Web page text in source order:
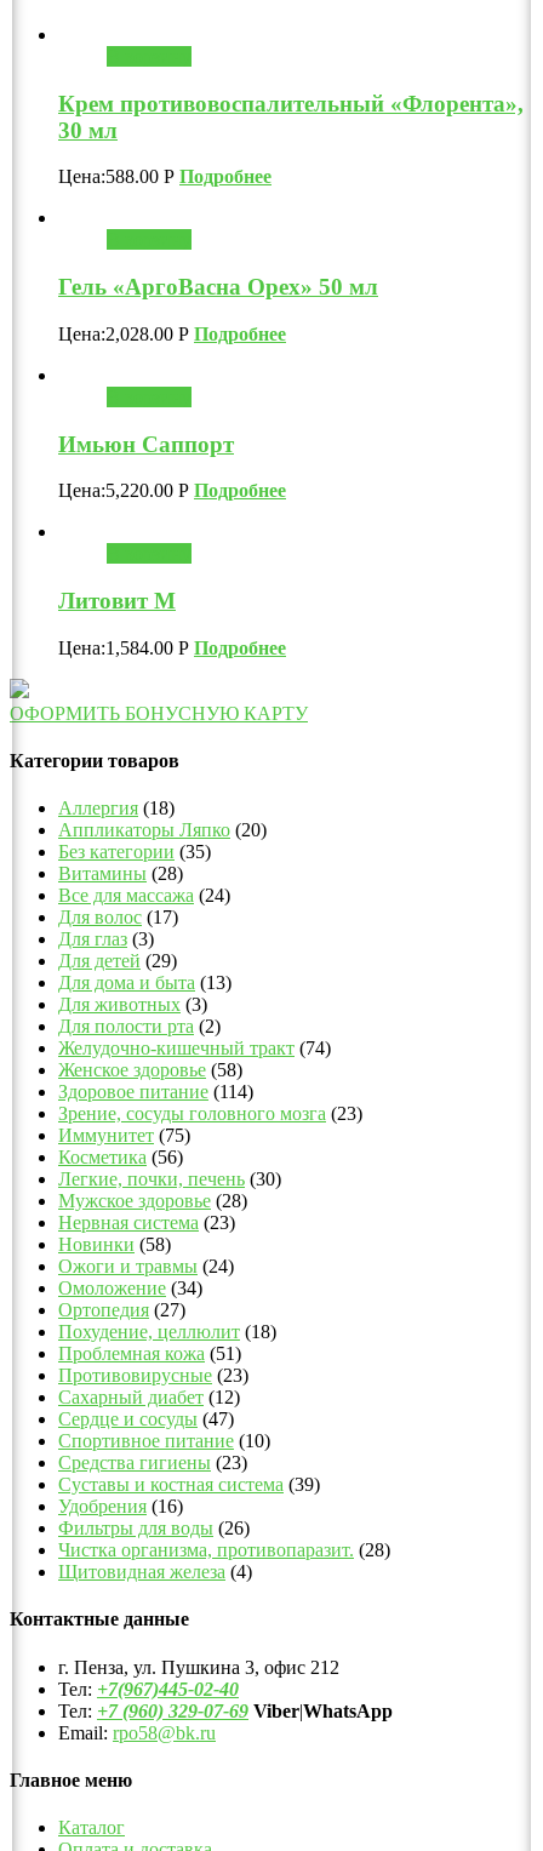
Крем противовоспалительный «Флорента»,
30 мл
Цена:588.00 Р Подробнее
Гель «АргоВасна Орех» 50 мл
Цена:2,028.00 Р Подробнее
Имьюн Саппорт
Цена:5,220.00 Р Подробнее
Литовит М
Цена:1,584.00 Р Подробнее
ОФОРМИТЬ БОНУСНУЮ КАРТУ
Категории товаров
Аллергия (18)
Аппликаторы Ляпко (20)
Без категории (35)
Витамины (28)
Все для массажа (24)
Для волос (17)
Для глаз (3)
Для детей (29)
Для дома и быта (13)
Для животных (3)
Для полости рта (2)
Желудочно-кишечный тракт (74)
Женское здоровье (58)
Здоровое питание (114)
Зрение, сосуды головного мозга (23)
Иммунитет (75)
Косметика (56)
Легкие, почки, печень (30)
Мужское здоровье (28)
Нервная система (23)
Новинки (58)
Ожоги и травмы (24)
Омоложение (34)
Ортопедия (27)
Похудение, целлюлит (18)
Проблемная кожа (51)
Противовирусные (23)
Сахарный диабет (12)
Сердце и сосуды (47)
Спортивное питание (10)
Средства гигиены (23)
Суставы и костная система (39)
Удобрения (16)
Фильтры для воды (26)
Чистка организма, противопаразит. (28)
Щитовидная железа (4)
Контактные данные
г. Пенза, ул. Пушкина 3, офис 212
Тел: +7(967)445-02-40
Тел: +7 (960) 329-07-69 Viber|WhatsApp
Email: rpo58@bk.ru
Главное меню
Каталог